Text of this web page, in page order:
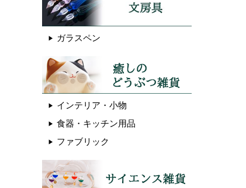
ガラスペン
インテリア・小物
食器・キッチン用品
ファブリック